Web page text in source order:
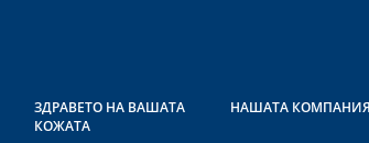
ЗДРАВЕТО НА ВАШАТА
КОЖАТА
НАШАТА КОМПАНИЯ